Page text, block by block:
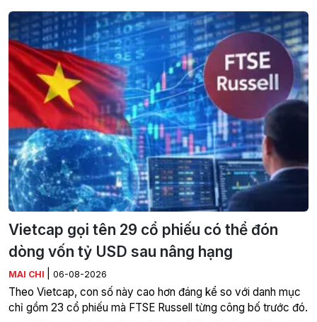
Vietcap gọi tên 29 cổ phiếu có thể đón
dòng vốn tỷ USD sau nâng hạng
MAI CHI 06-08-2026
Theo Vietcap, con số này cao hơn đáng kể so với danh mục
chỉ gồm 23 cổ phiếu mà FTSE Russell từng công bố trước đó.